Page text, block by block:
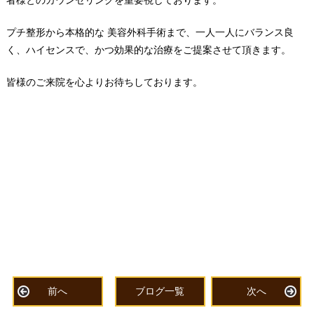
プチ整形から本格的な 美容外科手術まで、一人一人にバランス良
く、ハイセンスで、かつ効果的な治療をご提案させて頂きます。
皆様のご来院を心よりお待ちしております。
前へ ブログ一覧 次へ